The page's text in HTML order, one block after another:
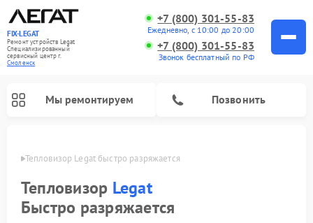
FIX-LEGAT
Ремонт устройств Legat
Специализированный
cервисный центр г.
Смоленск
+7 (800) 301-55-83
Ежедневно, с 10:00 до 20:00
+7 (800) 301-55-83
Звонок бесплатный по РФ
Мы ремонтируем Позвонить
Тепловизор Legat быстро разряжается
Тепловизор Legat
Быстро разряжается